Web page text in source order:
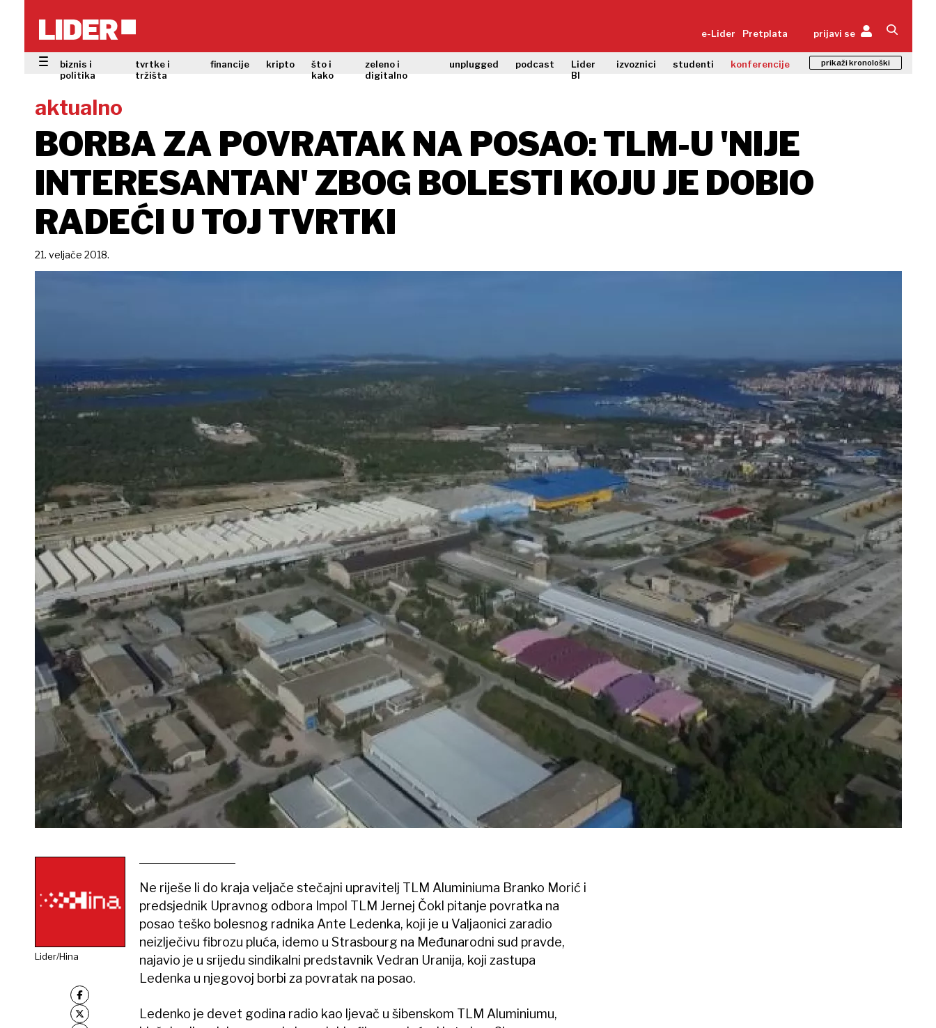
e-Lider Pretplata prijavi se
biznis i
politika
tvrtke i
tržišta
financije kripto
što i
kako
zeleno i
digitalno
unplugged podcast
Lider
BI
izvoznici studenti konferencije prikaži kronološki
aktualno
BORBA ZA POVRATAK NA POSAO: TLM-U 'NIJE
INTERESANTAN' ZBOG BOLESTI KOJU JE DOBIO
RADEĆI U TOJ TVRTKI
21. veljače 2018.
Lider/Hina
Ne riješe li do kraja veljače stečajni upravitelj TLM Aluminiuma Branko Morić i
predsjednik Upravnog odbora Impol TLM Jernej Čokl pitanje povratka na
posao teško bolesnog radnika Ante Ledenka, koji je u Valjaonici zaradio
neizlječivu fibrozu pluća, idemo u Strasbourg na Međunarodni sud pravde,
najavio je u srijedu sindikalni predstavnik Vedran Uranija, koji zastupa
Ledenka u njegovoj borbi za povratak na posao.
Ledenko je devet godina radio kao ljevač u šibenskom TLM Aluminiumu,